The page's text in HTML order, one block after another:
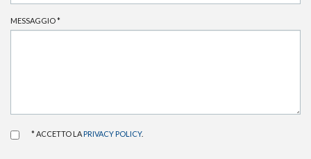
MESSAGGIO*
* ACCETTO LA PRIVACY POLICY.